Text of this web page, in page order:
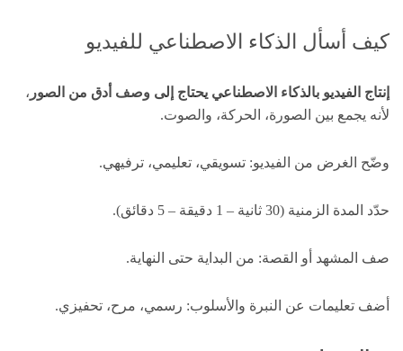
كيف أسأل الذكاء الاصطناعي للفيديو
إنتاج الفيديو بالذكاء الاصطناعي يحتاج إلى وصف أدق من الصور ،
لأنه يجمع بين الصورة، الحركة، والصوت.
وضّح الغرض من الفيديو: تسويقي، تعليمي، ترفيهي.
حدّد المدة الزمنية (30 ثانية – 1 دقيقة – 5 دقائق).
صف المشهد أو القصة: من البداية حتى النهاية.
أضف تعليمات عن النبرة والأسلوب: رسمي، مرح، تحفيزي.